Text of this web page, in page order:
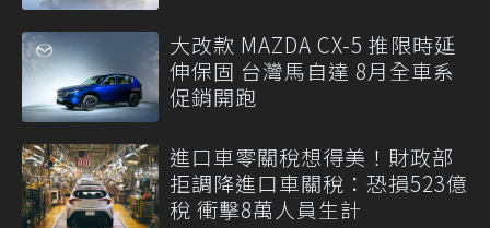
大改款 MAZDA CX-5 推限時延
伸保固 台灣馬自達 8月全車系
促銷開跑
進口車零關稅想得美！財政部
拒調降進口車關稅：恐損523億
稅 衝擊8萬人員生計